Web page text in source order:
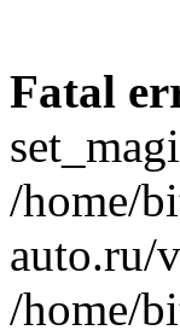
Fatal
/home/
auto.ru/
/home/